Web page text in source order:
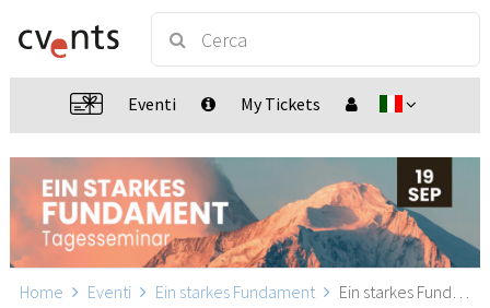
Eventi My Tickets
Home Eventi Ein starkes Fundament Ein starkes Fundament, Frankfurt a. M.